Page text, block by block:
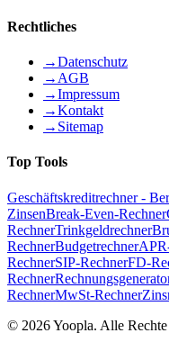
Rechtliches
→Datenschutz
→ AGB
→Impressum
→Kontakt
→ Sitemap
Top Tools
Geschäftskreditrechner -
ZinsenBreak-Even-Rechner
RechnerTrinkgeldrechner
RechnerBudgetrechner
RechnerSIP-RechnerFD-
Rechner
RechnerMwSt-Rechner
© 2026Yoopla. Alle